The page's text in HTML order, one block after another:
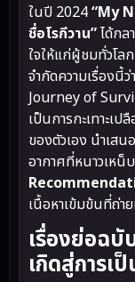
ในปี 2024“My
ชื่อโรกีวาน”ได้กล
ใจให้แก่ผู้ชมทั่วโล
จำกัดความเรื่องนี้
Journey of
เป็นการกะเทาะเ
ของตัวเอง นำเส
อากาศที่หนาวเหน็
เนื้อหาเข้มข้นที่ถ่า
เรื่องย่อฉ
เกิดสู่การเ